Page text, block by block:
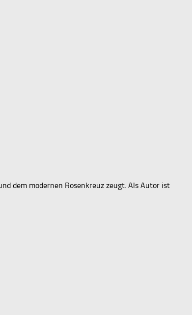
dem modernen Rosenkreuz zeugt. Als Autor ist